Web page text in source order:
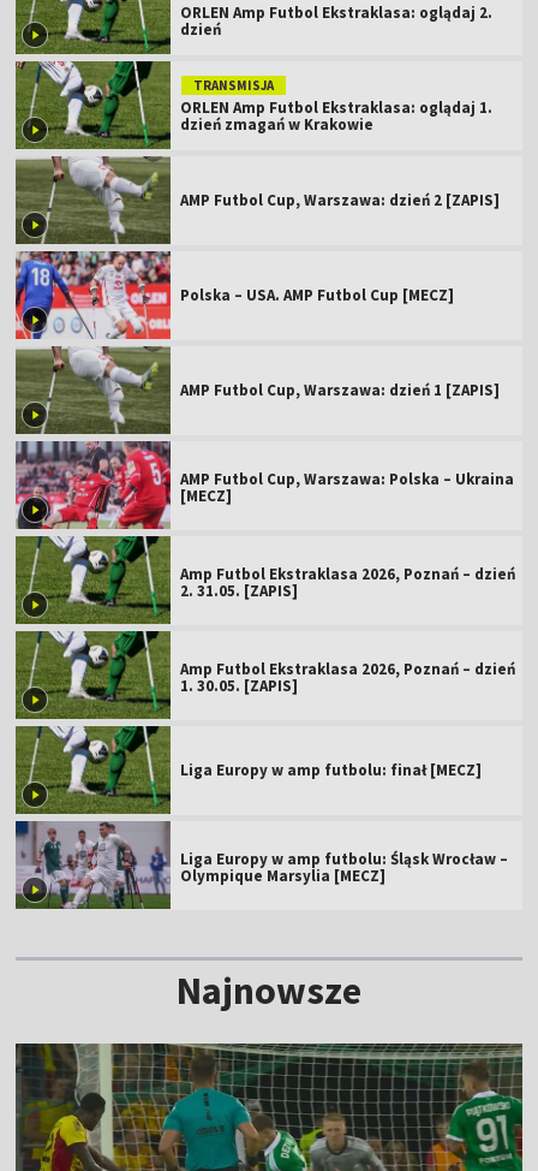
ORLEN Amp Futbol Ekstraklasa: oglądaj 2.
dzień
TRANSMISJA
ORLEN Amp Futbol Ekstraklasa: oglądaj 1.
dzień zmagań w Krakowie
AMP Futbol Cup, Warszawa: dzień 2 [ZAPIS]
Polska – USA. AMP Futbol Cup [MECZ]
AMP Futbol Cup, Warszawa: dzień 1 [ZAPIS]
AMP Futbol Cup, Warszawa: Polska – Ukraina
[MECZ]
Amp Futbol Ekstraklasa 2026, Poznań – dzień
2. 31.05. [ZAPIS]
Amp Futbol Ekstraklasa 2026, Poznań – dzień
1. 30.05. [ZAPIS]
Liga Europy w amp futbolu: finał [MECZ]
Liga Europy w amp futbolu: Śląsk Wrocław –
Olympique Marsylia [MECZ]
Najnowsze